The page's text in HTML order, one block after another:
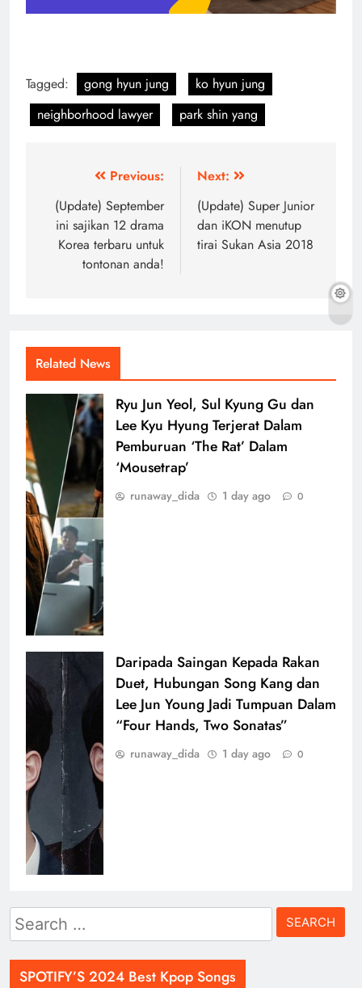
Tagged: gong hyun jung
ko hyun jung
neighborhood lawyer
park shin yang
navigation
Previous:
(Update) September
ini sajikan 12 drama
Korea terbaru untuk
tontonan anda!
Next:
(Update) Super Junior
dan iKON menutup
tirai Sukan Asia 2018
Related News
Ryu Jun Yeol, Sul Kyung Gu dan
Lee Kyu Hyung Terjerat Dalam
Pemburuan ‘The Rat’ Dalam
‘Mousetrap’
runaway_dida 1 day ago 0
Daripada Saingan Kepada Rakan
Duet, Hubungan Song Kang dan
Lee Jun Young Jadi Tumpuan Dalam
“Four Hands, Two Sonatas”
runaway_dida 1 day ago 0
Search
for:
SPOTIFY’S 2024 Best Kpop Songs